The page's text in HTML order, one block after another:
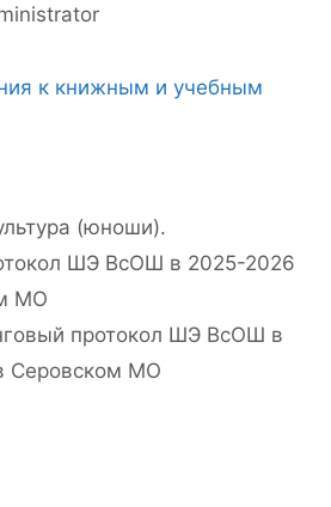
к книжным и учебным
(юноши).
ШЭ ВсОШ в 2025-2026
МО
протокол ШЭ ВсОШ в
Серовском МО